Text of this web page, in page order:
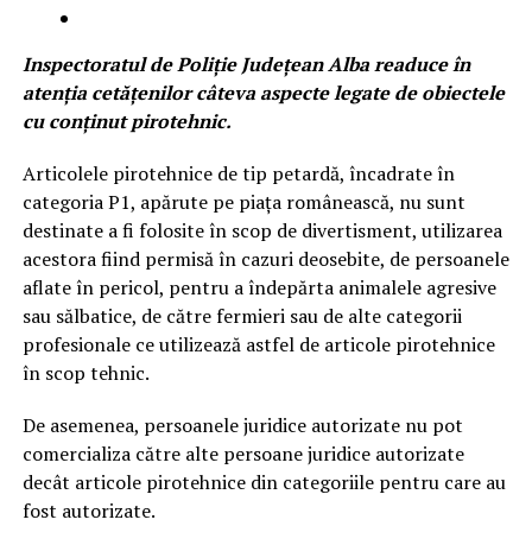
Inspectoratul de Poliție Județean Alba readuce în
atenția cetățenilor câteva aspecte legate de obiectele
cu conținut pirotehnic.
Articolele pirotehnice de tip petardă, încadrate în
categoria P1, apărute pe piața românească, nu sunt
destinate a fi folosite în scop de divertisment, utilizarea
acestora fiind permisă în cazuri deosebite, de persoanele
aflate în pericol, pentru a îndepărta animalele agresive
sau sălbatice, de către fermieri sau de alte categorii
profesionale ce utilizează astfel de articole pirotehnice
în scop tehnic.
De asemenea, persoanele juridice autorizate nu pot
comercializa către alte persoane juridice autorizate
decât articole pirotehnice din categoriile pentru care au
fost autorizate.